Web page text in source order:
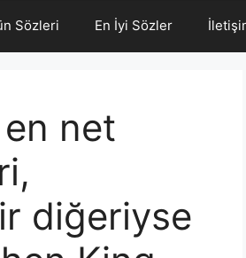
Sözleri En İyi Sözler
en net
diğeriyse